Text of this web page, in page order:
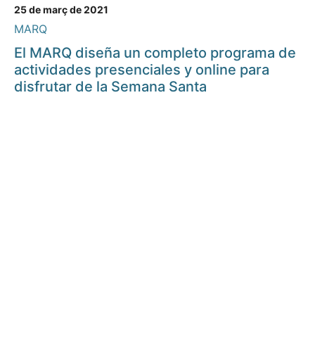
25 de març de 2021
MARQ
El MARQ diseña un completo programa de
actividades presenciales y online para
disfrutar de la Semana Santa